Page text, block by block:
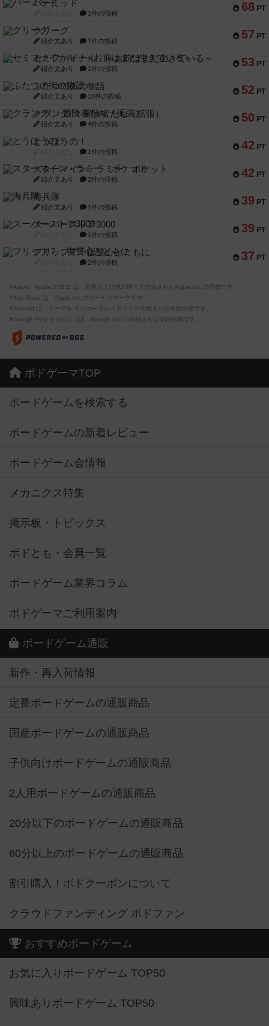
68 PT
パーミッド
1件の投稿
57 PT
クリーグ
紹介文あり 1件の投稿
53 PT
セミファイナル ～お前はまだ生きている～
紹介文あり 1件の投稿
52 PT
ふたつの街の物語
紹介文あり 18件の投稿
50 PT
クランク! ：冒険者たち（拡張）
紹介文あり 4件の投稿
42 PT
とうほうの！
1件の投稿
42 PT
スターマイン・ラミー ポケット
紹介文あり 2件の投稿
39 PT
海兵隊
紹介文あり 1件の投稿
39 PT
スーパーストア3000
1件の投稿
37 PT
フリップ７：復讐心とともに
2件の投稿
※Apple、Apple のロゴ は、米国および他の国々で登録されたApple Inc.の商標です。
※App Store は、Apple Inc.のサービスマークです。
※Android は、グーグル インコーポレイテッドの商標または登録商標です。
※Google Play とそのロゴは、Google Inc.の商標または登録商標です。
ボドゲーマTOP
ボードゲームを検索する
ボードゲームの新着レビュー
ボードゲーム会情報
メカニクス特集
掲示板・トピックス
ボドとも・会員一覧
ボードゲーム業界コラム
ボドゲーマご利用案内
ボードゲーム通販
新作・再入荷情報
定番ボードゲームの通販商品
国産ボードゲームの通販商品
子供向けボードゲームの通販商品
2人用ボードゲームの通販商品
20分以下のボードゲームの通販商品
60分以上のボードゲームの通販商品
割引購入！ボドクーポンについて
クラウドファンディング ボドファン
おすすめボードゲーム
お気に入りボードゲーム TOP50
興味ありボードゲーム TOP50